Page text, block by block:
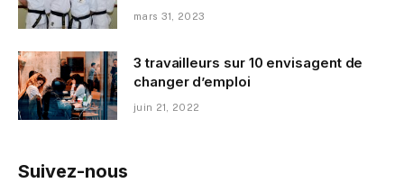
mars 31, 2023
3 travailleurs sur 10 envisagent de
changer d’emploi
juin 21, 2022
Suivez-nous